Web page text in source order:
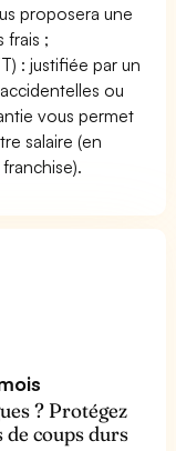
proposera une
frais ;
: justifiée par un
ou
vous permet
salaire (en
? Protégez
de coups durs